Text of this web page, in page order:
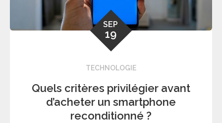
SEP
19
TECHNOLOGIE
Quels critères privilégier avant
d’acheter un smartphone
reconditionné ?